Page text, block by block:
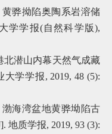
黄骅拗陷奥陶系岩溶储
学学报(自然科学版),
北潜山内幕天然气成藏
学学报, 2019, 48 (5):
海湾盆地黄骅坳陷古
地质学报, 2019, 93 (3):